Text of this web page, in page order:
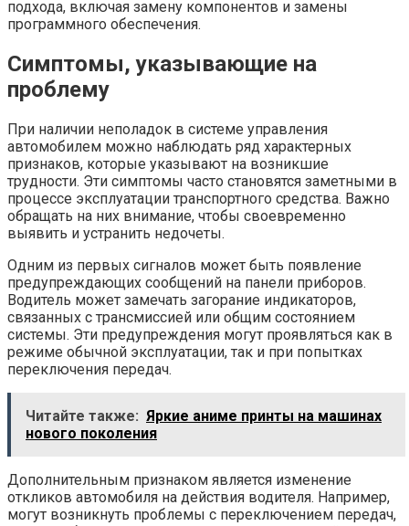
подхода, включая замену компонентов и замены
программного обеспечения.
Симптомы, указывающие на
проблему
При наличии неполадок в системе управления
автомобилем можно наблюдать ряд характерных
признаков, которые указывают на возникшие
трудности. Эти симптомы часто становятся заметными в
процессе эксплуатации транспортного средства. Важно
обращать на них внимание, чтобы своевременно
выявить и устранить недочеты.
Одним из первых сигналов может быть появление
предупреждающих сообщений на панели приборов.
Водитель может замечать загорание индикаторов,
связанных с трансмиссией или общим состоянием
системы. Эти предупреждения могут проявляться как в
режиме обычной эксплуатации, так и при попытках
переключения передач.
Читайте также: Яркие аниме принты на машинах
нового поколения
Дополнительным признаком является изменение
откликов автомобиля на действия водителя. Например,
могут возникнуть проблемы с переключением передач,